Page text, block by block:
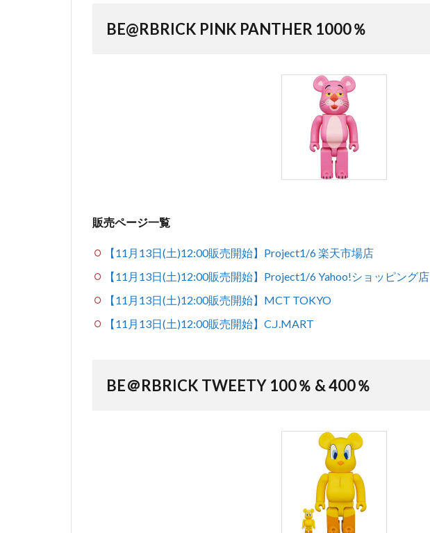
BE@RBRICK PINK PANTHER 1000％
販売ページ一覧
【11月13日(土)12:00販売開始】Project1/6 楽天市場店
【11月13日(土)12:00販売開始】Project1/6 Yahoo!ショッピング店
【11月13日(土)12:00販売開始】MCT TOKYO
【11月13日(土)12:00販売開始】C.J.MART
BE＠RBRICK TWEETY 100％ & 400％